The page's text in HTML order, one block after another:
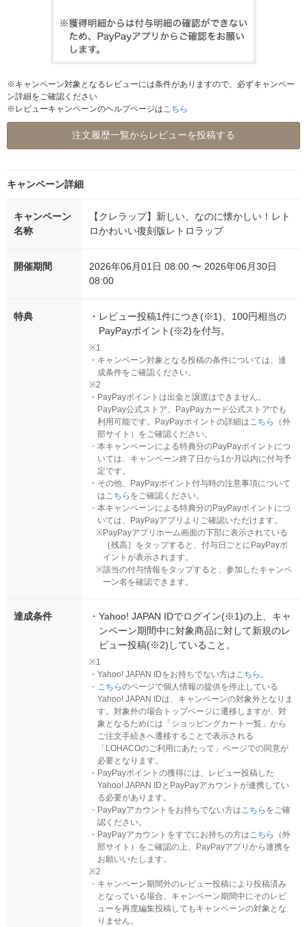
※キャンペーン対象となるレビューには条件がありますので、必ずキャンペー
ン詳細をご確認ください
※レビューキャンペーンのヘルプページはこちら
注文履歴一覧からレビューを投稿する
キャンペーン詳細
キャンペーン
名称
【クレラップ】新しい、なのに懐かしい！レト
ロかわいい復刻版レトロラップ
開催期間
2026年06月01日 08:00 〜 2026年06月30日
08:00
特典 ・ レビュー投稿1件につき(※1)、100円相当の
PayPayポイント(※2)を付与。
※1
・ キャンペーン対象となる投稿の条件については、達
成条件をご確認ください。
※2
・ PayPayポイントは出金と譲渡はできません。
PayPay公式ストア、PayPayカード公式ストアでも
利用可能です。PayPayポイントの詳細はこちら
（外
部サイト）をご確認ください。
・ 本キャンペーンによる特典分のPayPayポイントにつ
いては、キャンペーン終了日から1か月以内に付与予
定です。
・ その他、PayPayポイント付与時の注意事項について
はこちら をご確認ください。
・ 本キャンペーンによる特典分のPayPayポイントにつ
いては、PayPayアプリよりご確認いただけます。
※PayPayアプリホーム画面の下部に表示されている
［残高］をタップすると、付与日ごとにPayPayポ
イントが表示されます。
※該当の付与情報をタップすると、参加したキャンペ
ーン名を確認できます。
達成条件 ・ Yahoo! JAPAN IDでログイン(※1)の上、キャ
ンペーン期間中に対象商品に対して新規のレ
ビュー投稿(※2)していること。
※1
・ Yahoo! JAPAN IDをお持ちでない方はこちら 。
・ こちらのページで個人情報の提供を停止している
Yahoo! JAPAN IDは、キャンペーンの対象外となりま
す。対象外の場合トップページに遷移しますが、対
象となるためには「ショッピングカート一覧」から
ご注文手続きへ遷移することで表示される
「LOHACOのご利用にあたって」ページでの同意が
必要となります。
・ PayPayポイントの獲得には、レビュー投稿した
Yahoo! JAPAN IDとPayPayアカウントが連携してい
る必要があります。
・ PayPayアカウントをお持ちでない方はこちら をご確
認ください。
・ PayPayアカウントをすでにお持ちの方はこちら
（外
部サイト）をご確認の上、PayPayアプリから連携を
お願いいたします。
※2
・ キャンペーン期間外のレビュー投稿により投稿済み
となっている場合、キャンペーン期間中にそのレビ
ューを再度編集投稿してもキャンペーンの対象とな
りません。